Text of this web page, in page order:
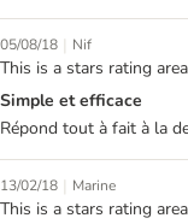
05/08/18 | Nif
This is a stars rating
Simple et efficace
Répond tout à fait à la
13/02/18 | Marine
This is a stars rating